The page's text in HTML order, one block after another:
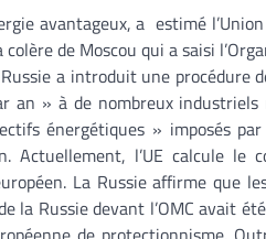
avantageux, a estimé
de Moscou qui a saisi
a introduit une procédure
an » à de nombreux
énergétiques » imposés
Actuellement, l’UE calcule
La Russie affirme que
la Russie devant l’OMC avait